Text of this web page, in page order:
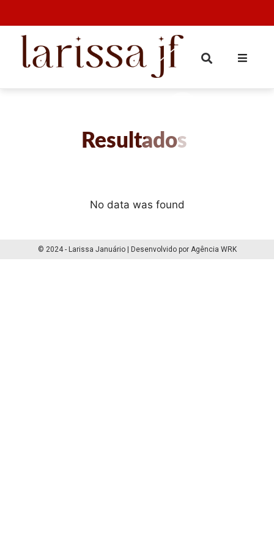
Resultados
No data was found
© 2024 - Larissa Januário | Desenvolvido por Agência WRK